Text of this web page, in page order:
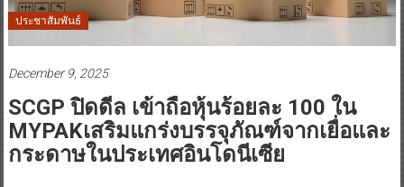
ประชาสัมพันธ์
December 9, 2025
SCGP ปิดดีล เข้าถือหุ้นร้อยละ 100 ใน
MYPAKเสริมแกร่งบรรจุภัณฑ์จากเยื่อและ
กระดาษในประเทศอินโดนีเซีย